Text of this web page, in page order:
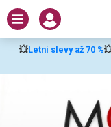
💥Letní slevy až 70 %